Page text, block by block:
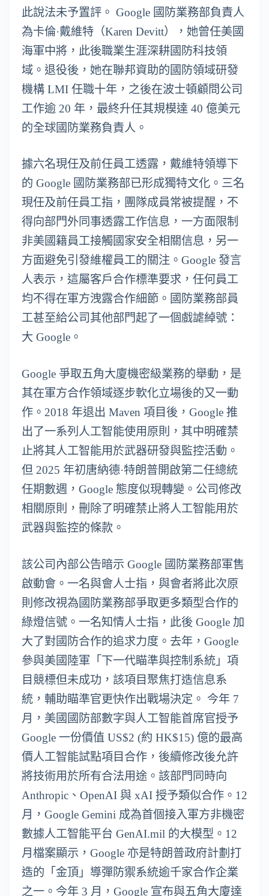
此說法未予置評。 Google 國防業務部負責人
為卡倫·戴維特（Karen Devitt），她曾任美國
海軍中將，此後職業生涯深耕國防科技領
域。退役後，她在聯邦資助的國防領域研發
機構 LMI 任職十年，之後在波士頓顧問公司
工作逾 20 年，最終升任其規模達 40 億美元
的全球國防業務負責人。
據六名現任及前任員工透露，戴維特領導下
的 Google 國防業務部已形成獨特文化。三名
現任及前任員工指，團隊成員常被提醒，不
得向部門外同事透露工作信息，一方面限制
非美國籍員工接觸國家安全相關信息，另一
方面避免引發維權員工的關注。Google 發言
人表示，這屬客戶合作標準要求，任何員工
均不得在軍方洩露合作細節。國防業務部員
工甚至給公司其他部門起了一個戲謔綽號：
大 Google。
Google 爭取五角大廈機密級業務的舉動，是
其在軍方合作領域逐步軟化立場後的又一動
作。2018 年退出 Maven 項目後，Google 推
出了一系列人工智能使用原則，其中明確禁
止將其人工智能用於武器研發與監控活動。
但 2025 年初唐納德·特朗普開啟第二任總統
任期數週，Google 態度似現轉變。公司修改
相關原則，刪除了明確禁止將人工智能用於
武器與監控的條款。
該公司內部公告暗示 Google 國防業務部軍售
啟動會。一名與會人士指，與會者將此次原
則修改視為國防業務部爭取更多類型合作的
綠燈信號。一名知情人士指，此後 Google 加
大了對國防合作的追求力度。去年，Google
參與美國陸軍「下一代瞄準與控制系統」項
目競標但未成功，該項目聚焦打造信息系
統，輔助瞄準官更快作出戰場決定。 今年 7
月，美國國防部數字與人工智能首席官授予
Google 一份價值 US$2 (約 HK$15) 億的最高
價人工智能試點項目合作，後續修改後允許
將技術用於所有合法用途。該部門同時向
Anthropic、OpenAI 與 xAI 授予類似合作。12
月，Google Gemini 成為首個接入軍方非機密
數據人工智能平台 GenAI.mil 的大模型。12
月檔案顯示，Google 亦是特朗普政府計劃打
造的「金頂」導彈防禦系統逾千家合作企業
之一。今年 3 月，Google 宣布與五角大廈達